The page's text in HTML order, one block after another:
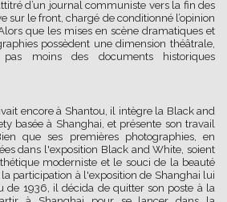
d’un journal communiste vers la fin des
sur le front, chargé de conditionné l’opinion
que les mises en scène dramatiques et
possèdent une dimension théâtrale,
moins des documents historiques
encore à Shantou, il intègre la Black and
basée à Shanghai, et présente son travail
que ses premières photographies, en
dans l'exposition Black and White, soient
moderniste et le souci de la beauté
participation à l'exposition de Shanghai lui
de 1936, il décida de quitter son poste à la